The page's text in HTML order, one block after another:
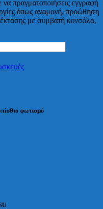
πραγματοποιήσεις εγγραφή
όπως αναμονή, προώθηση
με συμβατή κονσόλα,
φωτισμό